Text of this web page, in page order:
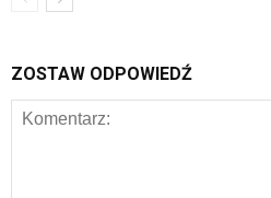
ZOSTAW ODPOWIEDŹ